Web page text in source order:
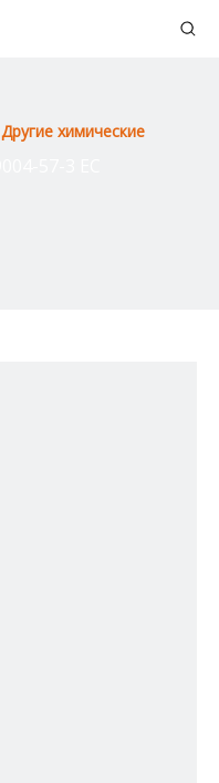
Другие химические